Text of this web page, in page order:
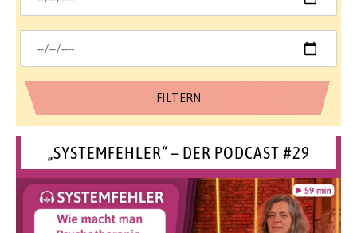
„SYSTEMFEHLER“ – DER PODCAST #29